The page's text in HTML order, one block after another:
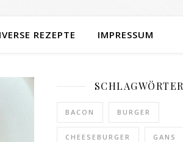
REZEPTE IMPRESSUM
SCHLAGWÖRTER
BACON BURGER
CHEESEBURGER GANS